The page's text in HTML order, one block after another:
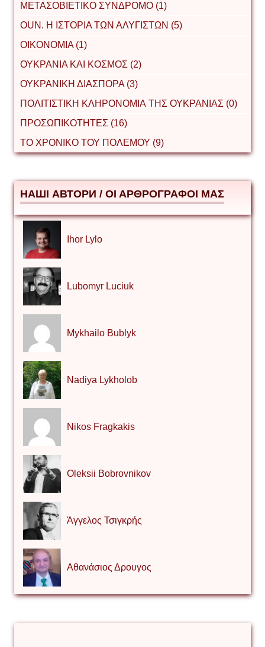
ΜΕΤΑΣΟΒΙΕΤΙΚΟ ΣΥΝΔΡΟΜΟ (1)
ΟUΝ. Η ΙΣΤΟΡΙΑ ΤΩΝ ΑΛΥΓΙΣΤΩΝ (5)
ΟΙΚΟΝΟΜΙΑ (1)
ΟΥΚΡΑΝΙΑ ΚΑΙ ΚΟΣΜΟΣ (2)
ΟΥΚΡΑΝΙΚΗ ΔΙΑΣΠΟΡΑ (3)
ΠΟΛΙΤΙΣΤΙΚΗ ΚΛΗΡΟΝΟΜΙΑ ΤΗΣ ΟΥΚΡΑΝΙΑΣ (0)
ΠΡΟΣΩΠΙΚΟΤΗΤΕΣ (16)
ΤΟ ΧΡΟΝΙΚΟ ΤΟΥ ΠΟΛΕΜΟΥ (9)
НАШІ АВТОРИ / ΟΙ ΑΡΘΡΟΓΡΑΦΟΙ ΜΑΣ
Ihor Lylo
Lubomyr Luciuk
Mykhailo Bublyk
Nadiya Lykholob
Nikos Fragkakis
Oleksii Bobrovnikov
Άγγελος Τσιγκρής
Αθανάσιος Δρουγος